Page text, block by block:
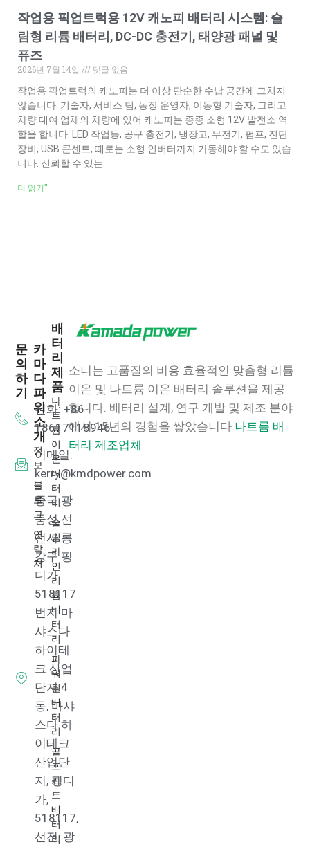
작업용 픽업트럭용 12V 캐노피 배터리 시스템: 슬
림형 리튬 배터리, DC-DC 충전기, 태양광 패널 및
퓨즈
2026년 7월 14일
댓글 없음
작업용 픽업트럭의 캐노피는 더 이상 단순한 수납 공간에 그치지
않습니다. 기술자, 서비스 팀, 농장 운영자, 이동형 기술자, 그리고
차량 대여 업체의 차량에 있어 캐노피는 종종 소형 12V 발전소 역
할을 합니다. LED 작업등, 공구 충전기, 냉장고, 무전기, 펌프, 진단
장비, USB 콘센트, 때로는 소형 인버터까지 가동해야 할 수도 있습
니다. 신뢰할 수 있는
더 읽기"
소니는 고품질의 비용 효율적인 맞춤형 리튬
이온 및 나트륨 이온 배터리 솔루션을 제공
합니다. 배터리 설계, 연구 개발 및 제조 분야
에서 15년의 경험을 쌓았습니다. 나트륨 배
터리 제조업체
배
터
리
제
품
나
트
륨
이
온
배
터
리
슬
림
라
인
리
튬
배
터
리
파
워
월
배
터
리
골
프
카
트
배
터
리
카
마
다
파
워
소
개
정
보
블
로
그
연
락
처
문
의
하
기
전화: +86
18617118946
이메일:
kerry@kmdpower.com
중국 광
둥성 선
전시 롱
강구 핑
디가
518117
번지 마
샤스다
하이테
크 산업
단지 4
동, 마샤
스다 하
이테크
산업단
지, 핑디
가,
518117,
선전, 광